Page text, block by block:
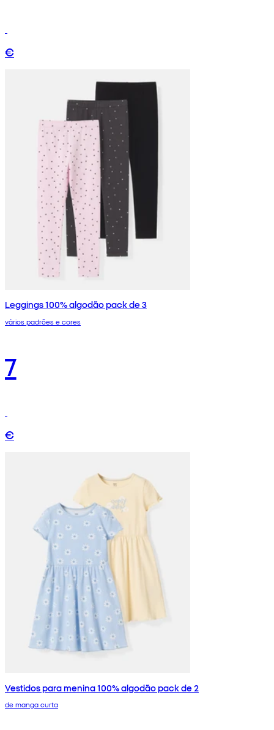
€
Leggings 100% algodão pack de 3
vários padrões e cores
7
€
Vestidos para menina 100% algodão pack de 2
de manga curta